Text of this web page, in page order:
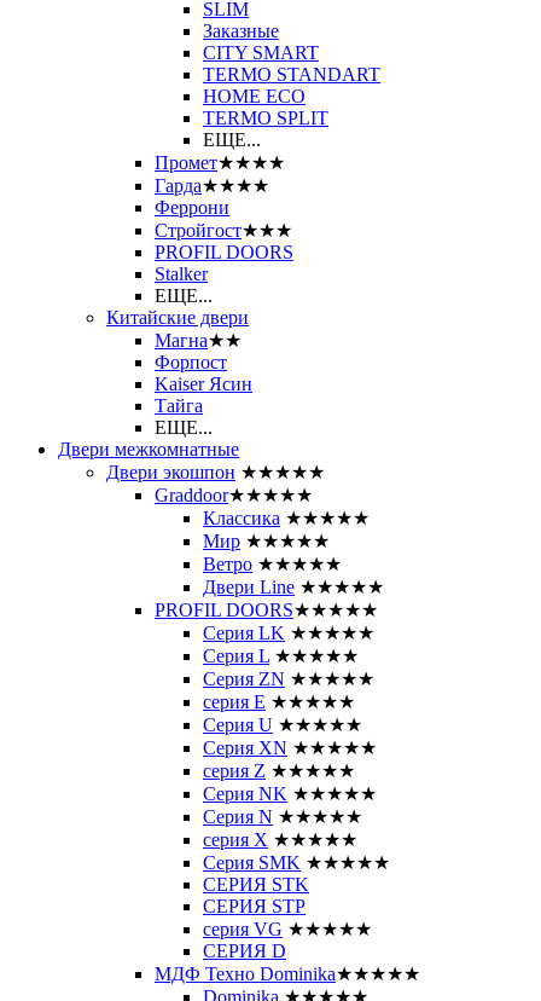
SLIM
Заказные
CITY SMART
TERMO STANDART
HOME ECO
ТЕRМО SPLIT
ЕЩЕ...
Промет★★★★
Гарда★★★★
Феррони
Стройгост★★★
PROFIL DOORS
Stalker
ЕЩЕ...
Китайские двери
Магна★★
Форпост
Kaiser Ясин
Тайга
ЕЩЕ...
Двери межкомнатные
Двери экошпон ★★★★★
Graddoor★★★★★
Классика ★★★★★
Мир ★★★★★
Ветро ★★★★★
Двери Line ★★★★★
PROFIL DOORS★★★★★
Серия LK ★★★★★
Серия L ★★★★★
Серия ZN ★★★★★
серия E ★★★★★
Серия U ★★★★★
Серия XN ★★★★★
серия Z ★★★★★
Серия NK ★★★★★
Серия N ★★★★★
серия X ★★★★★
Серия SMK ★★★★★
СЕРИЯ STK
СЕРИЯ STP
серия VG ★★★★★
СЕРИЯ D
МДФ Техно Dominika★★★★★
Dominika ★★★★★